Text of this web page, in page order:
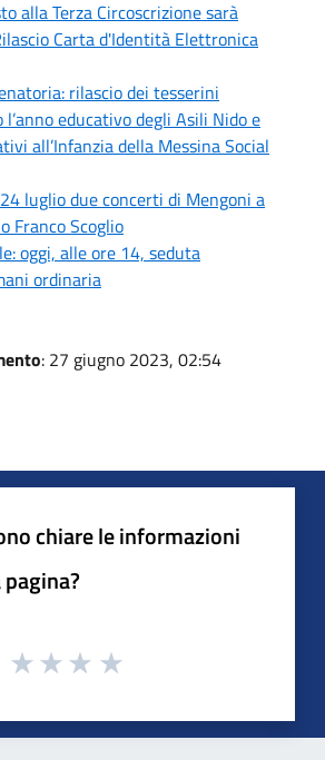
alla Terza Circoscrizione sarà
Carta d'Identità Elettronica
rilascio dei tesserini
l’anno educativo degli Asili Nido e
all’Infanzia della Messina Social
luglio due concerti di Mengoni a
Franco Scoglio
oggi, alle ore 14, seduta
ordinaria
: 27 giugno 2023, 02:54
chiare le informazioni